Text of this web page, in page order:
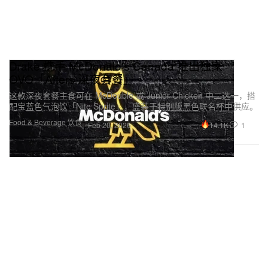
Food & Beverage 饮食
Drake 携手 McDonald's Canada 推出独家
OVO「Afters 深夜套餐」
这款深夜套餐主食可在 McDouble 或 Junior Chicken 中二选一，搭
配宝蓝色气泡饮「Nite Sprite」，盛装于特别版黑色联名杯中供应。
Feb 20, 2026 14.1K 1